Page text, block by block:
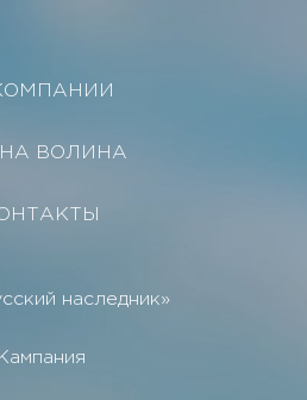
ВОЛИНА
наследник»
Кампания